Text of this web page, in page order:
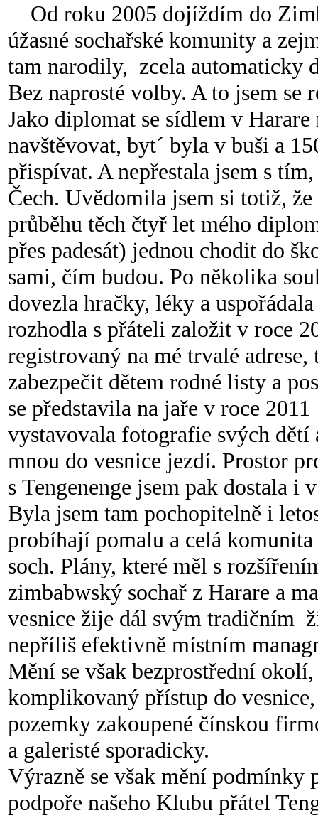
Od roku 2005 dojíždím do
úžasné sochařské komunity a
tam narodily, zcela automaticky
Bez naprosté volby. A to jsem
Jako diplomat se sídlem v
navštěvovat, byt´ byla v buši a
přispívat. A nepřestala jsem s
Čech. Uvědomila jsem si totiž,
průběhu těch čtyř let mého
přes padesát) jednou chodit do
sami, čím budou. Po několika
dovezla hračky, léky a
rozhodla s přáteli založit v roce
registrovaný na mé trvalé
zabezpečit dětem rodné listy a
se představila na jaře v roce
vystavovala fotografie svých
mnou do vesnice jezdí. Prostor
s Tengenenge jsem pak dostala i
Byla jsem tam pochopitelně i
probíhají pomalu a celá
soch. Plány, které měl s
zimbabwský sochař z Harare a
vesnice žije dál svým tradičním
nepříliš efektivně místním
Mění se však bezprostřední
komplikovaný přístup do
pozemky zakoupené čínskou
a galeristé sporadicky.
Výrazně se však mění
podpoře našeho Klubu přátel